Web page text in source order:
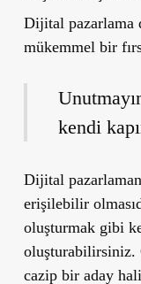
Dijital pazarlama
mükemmel bir
kendi
Dijital
erişilebilir
oluşturmak gibi
oluşturabilirsiniz.
cazip bir aday